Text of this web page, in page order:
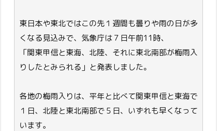
東日本や東北ではこの先１週間も曇りや雨の日が多
くなる見込みで、気象庁は７日午前11時、
「関東甲信と東海、北陸、それに東北南部が梅雨入
りしたとみられる」と発表しました。
各地の梅雨入りは、平年と比べて関東甲信と東海で
１日、北陸と東北南部で５日、いずれも早くなって
います。